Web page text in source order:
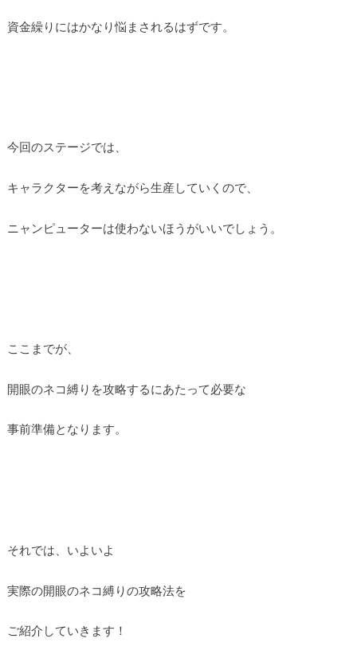
資金繰りにはかなり悩まされるはずです。
今回のステージでは、
キャラクターを考えながら生産していくので、
ニャンピューターは使わないほうがいいでしょう。
ここまでが、
開眼のネコ縛りを攻略するにあたって必要な
事前準備となります。
それでは、いよいよ
実際の開眼のネコ縛りの攻略法を
ご紹介していきます！